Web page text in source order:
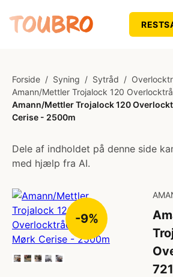
Forside / Syning / Sytråd /
Amann/Mettler Trojalock 120
Amann/Mettler Trojalock 120
Cerise - 2500m
Dele af indholdet på denne side
med hjælp fra AI.
-9%